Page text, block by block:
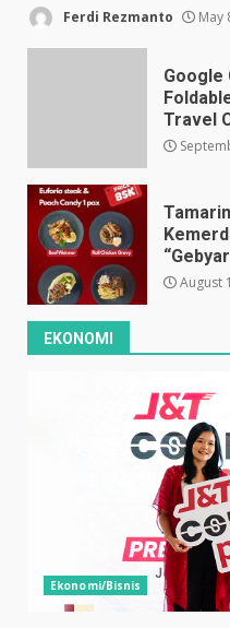
Ferdi Rezmanto May
Google
Travel
August
EKONOMI
Ekonomi/Bisnis